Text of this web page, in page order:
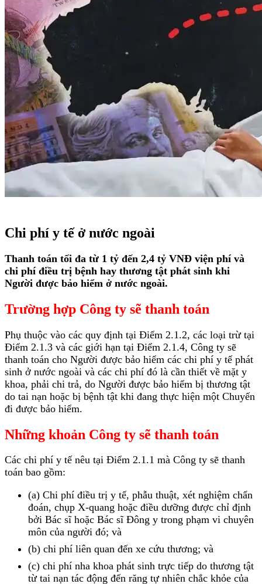
Chi phí y tế ở nước ngoài
Thanh toán tối đa từ 1 tỷ đến 2,4 tỷ VNĐ viện phí và
chi phí điều trị bệnh hay thương tật phát sinh khi
Người được bảo hiểm ở nước ngoài.
Trường hợp Công ty sẽ thanh toán
Phụ thuộc vào các quy định tại Điểm 2.1.2, các loại trừ tại
Điểm 2.1.3 và các giới hạn tại Điểm 2.1.4, Công ty sẽ
thanh toán cho Người được bảo hiểm các chi phí y tế phát
sinh ở nước ngoài và các chi phí đó là cần thiết về mặt y
khoa, phải chi trả, do Người được bảo hiểm bị thương tật
do tai nạn hoặc bị bệnh tật khi đang thực hiện một Chuyến
đi được bảo hiểm.
Những khoản Công ty sẽ thanh toán
Các chi phí y tế nêu tại Điểm 2.1.1 mà Công ty sẽ thanh
toán bao gồm:
(a) Chi phí điều trị y tế, phẫu thuật, xét nghiệm chẩn
đoán, chụp X-quang hoặc điều dưỡng được chỉ định
bởi Bác sĩ hoặc Bác sĩ Đông y trong phạm vi chuyên
môn của người đó; và
(b) chi phí liên quan đến xe cứu thương; và
(c) chi phí nha khoa phát sinh trực tiếp do thương tật
từ tai nạn tác động đến răng tự nhiên chắc khỏe của